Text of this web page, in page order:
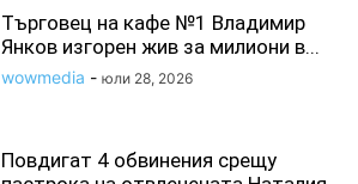
Търговец на кафе №1 Владимир
Янков изгорен жив за милиони в...
wowmedia - юли 28, 2026
Повдигат 4 обвинения срещу